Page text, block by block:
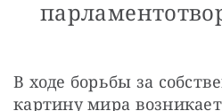
В ходе борьбы за
картину мира